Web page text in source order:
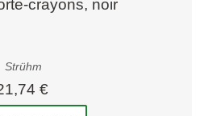
crayons, noir
Strühm
€